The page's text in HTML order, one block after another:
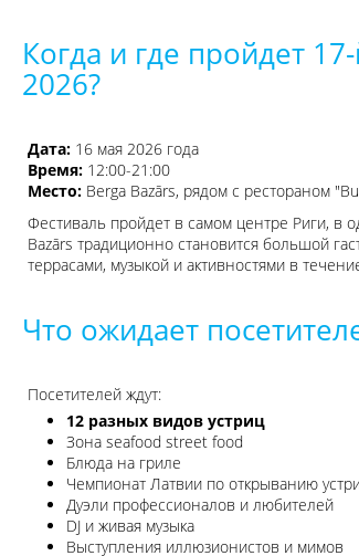
Когда и где пройдет
2026?
Дата: 16 мая 2026 года
Время: 12:00-21:00
Место: Berga Bazārs, рядом с рестораном
Фестиваль пройдет в самом центре Риги, в
Bazārs традиционно становится большой
террасами, музыкой и активностями в
Что ожидает
Посетителей ждут:
12 разных видов устриц
Зона seafood street food
Блюда на гриле
Чемпионат Латвии по открыванию
Дуэли профессионалов и любителей
DJ и живая музыка
Выступления иллюзионистов и мимов